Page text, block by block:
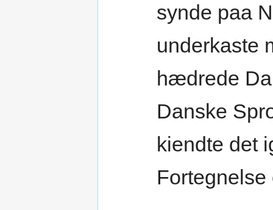
synde paa
underkaste
hædrede
Danske
kiendte det